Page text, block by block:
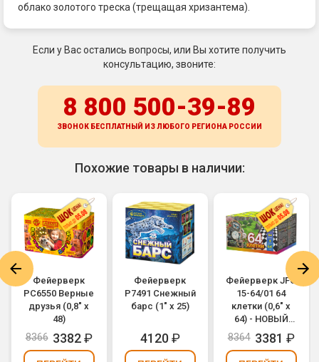
облако золотого треска (трещащая хризантема).
Если у Вас остались вопросы, или Вы хотите получить
консультацию, звоните:
8 800 500-39-89
ЗВОНОК БЕСПЛАТНЫЙ ИЗ ЛЮБОГО РЕГИОНА РОССИИ
Похожие товары в наличии:
Фейерверк
РС6550 Верные
друзья (0,8" х
48)
8366 3382₽
Фейерверк
Р7491 Снежный
барс (1" х 25)
4120₽
Фейерверк JFC
15-64/01 64
клетки (0,6" х
64) - НОВЫЙ
ЭФФЕКТ
2025/2026
8364 3381 ₽